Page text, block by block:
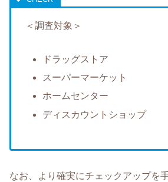
＜調査対象＞
ドラッグストア
スーパーマーケット
ホームセンター
ディスカウントショップ
なお、より確実にチェックアップを